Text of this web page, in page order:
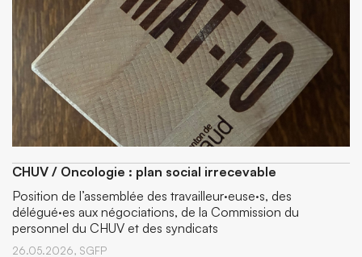
CHUV / Oncologie : plan social irrecevable
Position de l’assemblée des travailleur·euse·s, des
délégué·es aux négociations, de la Commission du
personnel du CHUV et des syndicats
26.05.2026, SGFP